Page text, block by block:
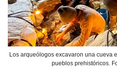
Los arqueólogos excavaron una cueva
pueblos prehistóricos.